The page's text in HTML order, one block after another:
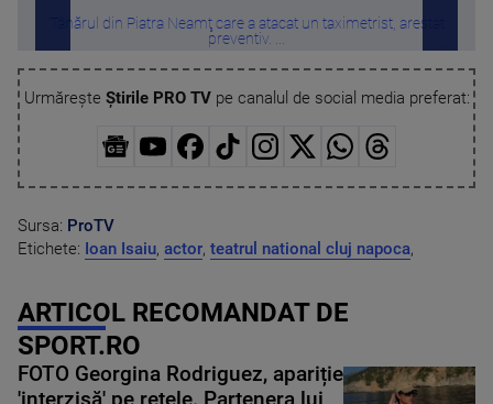
Tânărul din Piatra Neamţ care a atacat un taximetrist, arestat
preventiv. ...
Urmărește Știrile PRO TVpe canalul de social media preferat:
Sursa: ProTV
Etichete: Ioan Isaiu, actor, teatrul national cluj napoca,
ARTICOL RECOMANDAT DE
SPORT.RO
FOTO Georgina Rodriguez, apariție